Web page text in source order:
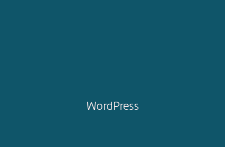
WordPress